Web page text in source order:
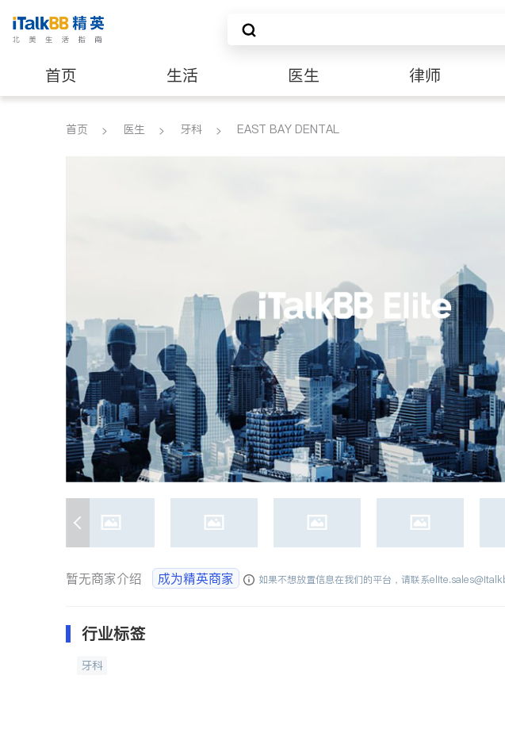
首页 生活 医生 律师
养老 非盈利组织
首页 医生 牙科 EAST BAY DENTAL
暂无商家介绍 成为精英商家 如果不想放置信息在我们的平台，请联系
行业标签
牙科